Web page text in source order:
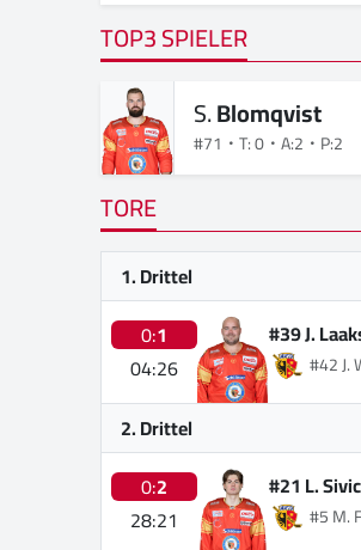
TOP3 SPIELER
S.Blomqvist
#71 T: 0 A:2 P:2
TORE
1. Drittel
0:1
04:26
#39 J.
#42 J.
2. Drittel
0:2
28:21
#21 L. Sivic
#5 M.